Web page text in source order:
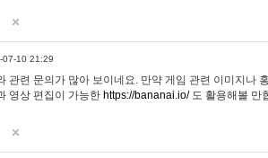
07-10 21:29
관련 문의가 많아 보이네요. 만약 게임 관련 이미지나
영상 편집이 가능한 https://bananai.io/도 활용해볼 만